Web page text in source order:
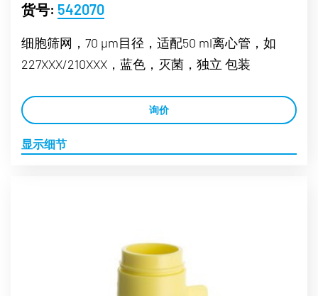
货号: 542070
细胞筛网，70 µm目径，适配50 ml离心管，如
227XXX/210XXX，蓝色，灭菌，独立 包装
询价
显示细节